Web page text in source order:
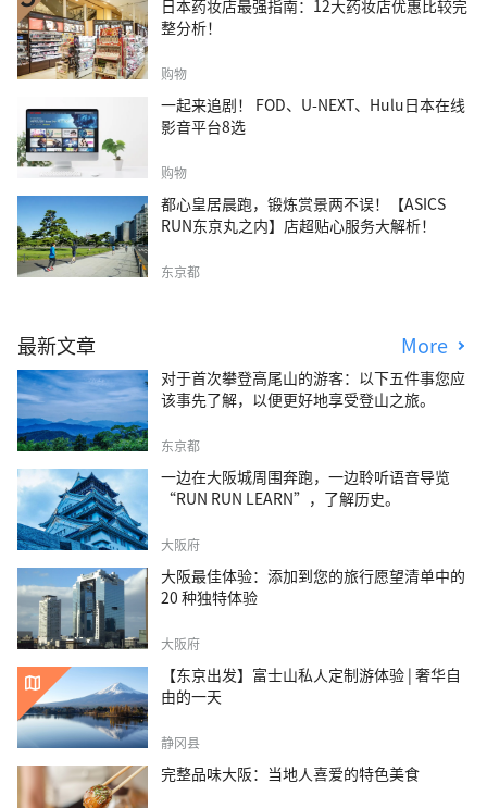
日本药妆店最强指南：12大药妆店优惠比较完
整分析！
购物
一起来追剧！ FOD、U-NEXT、Hulu日本在线
影音平台8选
购物
都心皇居晨跑，锻炼赏景两不误！【ASICS
RUN东京丸之内】店超贴心服务大解析！
东京都
最新文章 More
对于首次攀登高尾山的游客：以下五件事您应
该事先了解，以便更好地享受登山之旅。
东京都
一边在大阪城周围奔跑，一边聆听语音导览
“RUN RUN LEARN”，了解历史。
大阪府
大阪最佳体验：添加到您的旅行愿望清单中的
20 种独特体验
大阪府
【东京出发】富士山私人定制游体验 | 奢华自
由的一天
静冈县
完整品味大阪：当地人喜爱的特色美食